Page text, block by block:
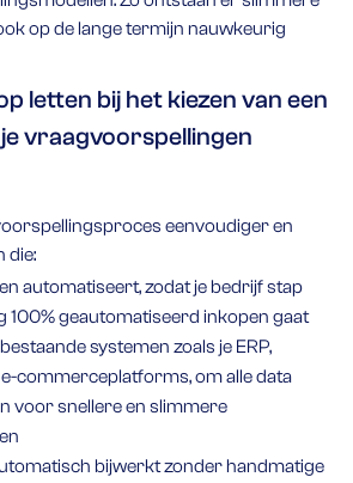
op de lange termijn nauwkeurig
letten bij het kiezen van een
vraagvoorspellingen
eenvoudiger en
die:
automatiseert, zodat je bedrijf stap
100% geautomatiseerd inkopen gaat
systemen zoals je ERP,
commerceplatforms, om alle data
voor snellere en slimmere
bijwerkt zonder handmatige